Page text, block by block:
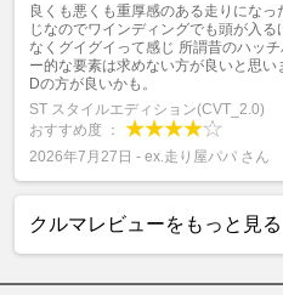
良くも悪くも重厚感のある走りにな
じなのでワインディングでも頭が入
なくグイグイって感じ 所謂昔のハッ
ー的な要素は求めない方が良いと思
Dの方が良いかも。
ST スタイルエディション(CVT_2.0)
おすすめ度 ：
2026年7月27日 - ex.走り屋パパ さん
クルマレビューをもっと見る